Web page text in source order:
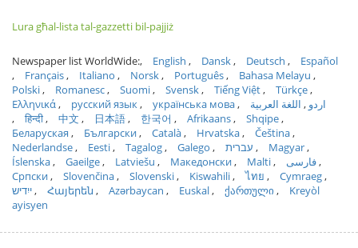
Lura għal-lista tal-gazzetti bil-pajjiż
Newspaper list WorldWide: English Dansk Deutsch
Español
Français
Italiano Norsk Português
Bahasa Melayu
Polski
Romanesc Suomi Svensk Tiếng Việt
Türkçe
Ελληνικά
русский язык українська мова اردو
اللغة العربية
हिन्दी
中文 日本語 한국어 Afrikaans
Shqipe
Беларуская
Български Català Hrvatska
Čeština
Nederlandse
Eesti Tagalog Galego עברית
Magyar
Íslenska
Gaeilge Latviešu Македонски Malti
فارسی
Српски
Slovenčina Slovenski Kiswahili ไทย
Cymraeg
ייִדיש
Հայերեն Azərbaycan Euskal ქართული
Kreyòl
ayisyen